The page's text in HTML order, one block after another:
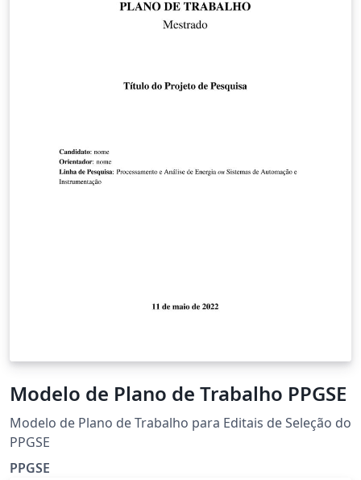
da Universidade Tecnológica Federal do Paraná
disso, diversos trechos de códigos desenvolvidos por
sob demanda. Última atualização: 5 de agosto de 2025
(Versão 1.7).
Modelo de Plano de Trabalho PPGSE
Modelo de Plano de Trabalho para Editais de Seleção do
PPGSE
PPGSE